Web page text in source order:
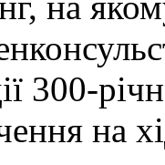
300-
на